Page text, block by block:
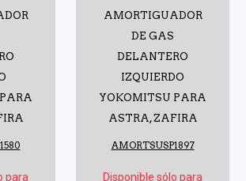
para
AMORTIGUADOR
DE GAS
DELANTERO
IZQUIERDO
YOKOMITSU PARA
ASTRA, ZAFIRA
AMORTSUSP1897
Disponible sólo para